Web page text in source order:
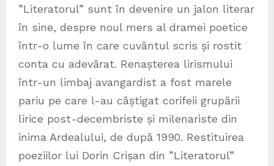
”Literatorul” sunt în devenire un jalon literar
în sine, despre noul mers al dramei poetice
într-o lume în care cuvântul scris și rostit
conta cu adevărat. Renașterea lirismului
într-un limbaj avangardist a fost marele
pariu pe care l-au câștigat corifeii grupării
lirice post-decembriste și milenariste din
inima Ardealului, de după 1990. Restituirea
poeziilor lui Dorin Crișan din ”Literatorul”